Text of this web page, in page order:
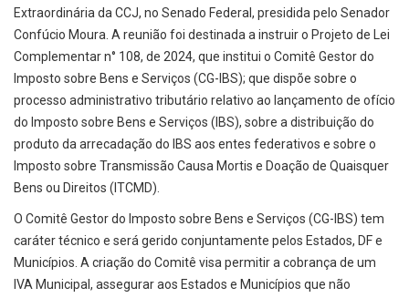
Extraordinária da CCJ, no Senado Federal, presidida pelo Senador
Confúcio Moura. A reunião foi destinada a instruir o Projeto de Lei
Complementar n° 108, de 2024, que institui o Comitê Gestor do
Imposto sobre Bens e Serviços (CG-IBS); que dispõe sobre o
processo administrativo tributário relativo ao lançamento de ofício
do Imposto sobre Bens e Serviços (IBS), sobre a distribuição do
produto da arrecadação do IBS aos entes federativos e sobre o
Imposto sobre Transmissão Causa Mortis e Doação de Quaisquer
Bens ou Direitos (ITCMD).
O Comitê Gestor do Imposto sobre Bens e Serviços (CG-IBS) tem
caráter técnico e será gerido conjuntamente pelos Estados, DF e
Municípios. A criação do Comitê visa permitir a cobrança de um
IVA Municipal, assegurar aos Estados e Municípios que não